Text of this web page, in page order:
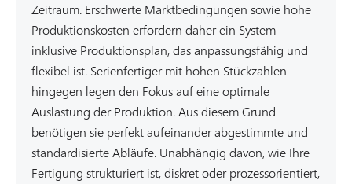
Zeitraum. Erschwerte Marktbedingungen sowie hohe
Produktionskosten erfordern daher ein System
inklusive Produktionsplan, das anpassungsfähig und
flexibel ist. Serienfertiger mit hohen Stückzahlen
hingegen legen den Fokus auf eine optimale
Auslastung der Produktion. Aus diesem Grund
benötigen sie perfekt aufeinander abgestimmte und
standardisierte Abläufe. Unabhängig davon, wie Ihre
Fertigung strukturiert ist, diskret oder prozessorientiert,